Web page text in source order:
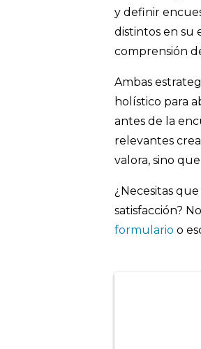
y definir
distintos en su
comprensión
Ambas
holístico para
antes de la
relevantes
valora, sino
¿Necesitas
satisfacción?
formulario o